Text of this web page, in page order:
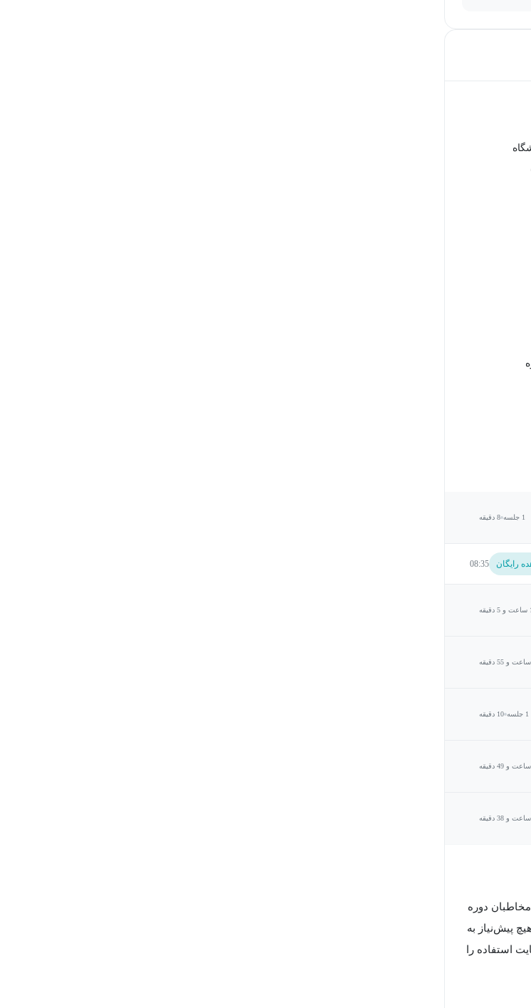
1 جلسه 8 دقیقه
رایگان 08:35
1 ساعت و 5 دقیقه
1 جلسه 10 دقیقه
دوره
پیش‌نیاز به
استفاده را